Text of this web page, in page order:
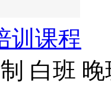
训课程
白班 晚